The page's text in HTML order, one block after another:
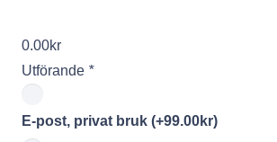
0.00kr
Utförande *
E-post, privat bruk (+99.00kr)